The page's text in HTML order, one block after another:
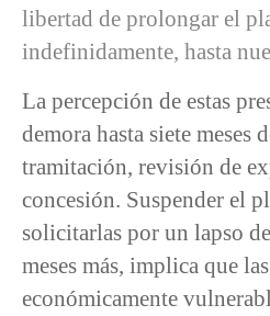
libertad de prolongar el
indefinidamente, hasta
La percepción de estas
demora hasta siete meses
tramitación, revisión de
concesión. Suspender el
solicitarlas por un lapso
meses más, implica que
económicamente